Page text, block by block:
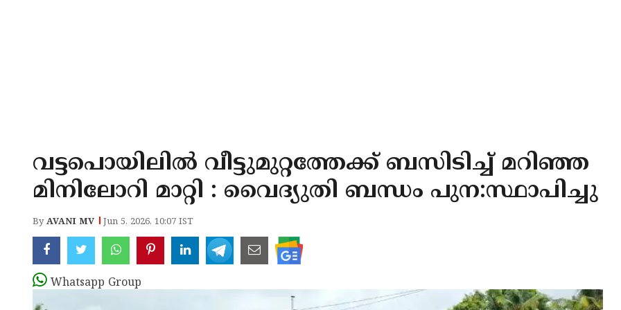
വട്ടപൊയിലിൽ വീട്ടുമുറ്റത്തേക്ക് ബസിടിച്ച് മറിഞ്ഞ
മിനിലോറി മാറ്റി : വൈദ്യുതി ബന്ധം പുന:സ്ഥാപിച്ചു
ByAVANI MV Jun 5, 2026, 10:07 IST
Whatsapp Group